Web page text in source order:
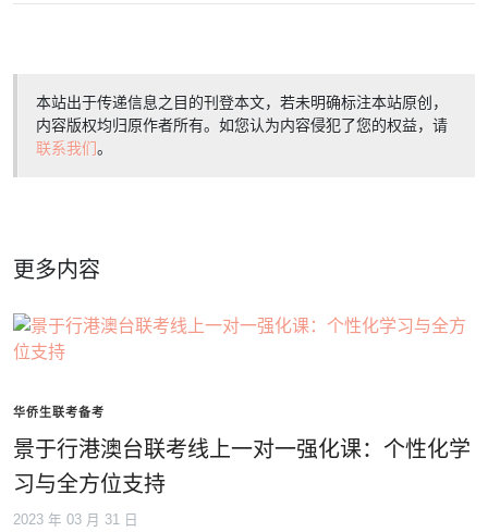
本站出于传递信息之目的刊登本文，若未明确标注本站原创，
内容版权均归原作者所有。如您认为内容侵犯了您的权益，请
联系我们。
更多内容
华侨生联考备考
景于行港澳台联考线上一对一强化课：个性化学
习与全方位支持
2023 年 03 月 31 日